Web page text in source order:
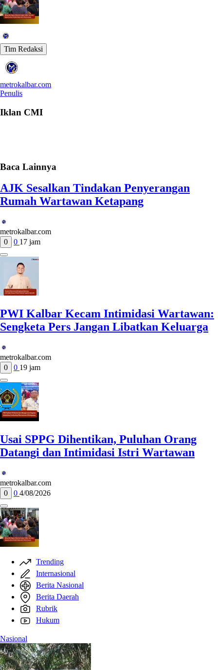
Tim Redaksi
metrokalbar.com
Penulis
Iklan CMI
Baca Lainnya
AJK Sesalkan Tindakan Penyerangan
Rumah Wartawan Ketapang
metrokalbar.com
0
0 17 jam
PWI Kalbar Kecam Intimidasi Wartawan:
Sengketa Pers Jangan Libatkan Keluarga
metrokalbar.com
0
0 19 jam
Usai SPPG Dihentikan, Puluhan Orang
Datangi dan Intimidasi Istri Wartawan
metrokalbar.com
0
0 4/08/2026
Trending
Internasional
Berita Nasional
Berita Daerah
Rubrik
Hukum
Nasional